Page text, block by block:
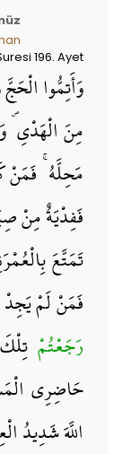
196. Ayet
وَأَتِمُّوا
مِنَ الْهَدْيِ
مَحِلَّهُ ۚ فَمَنْ
فَفِدْيَةٌ مِنْ
تَمَتَّعَ
فَمَنْ لَمْ يَجِدْ
رَجَعْتُمْ
حَاضِرِي
اللَّهَ شَدِيدُ